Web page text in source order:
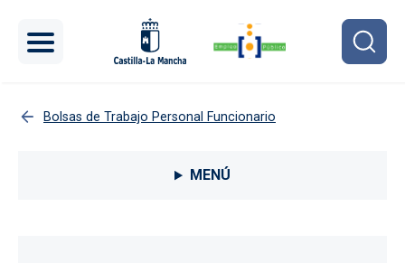
Bolsas de Trabajo Personal Funcionario
Menú lateral Procesos selectivos
MENÚ